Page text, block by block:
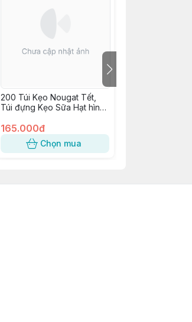
200 Túi Kẹo Nougat Tết,
Túi đựng Kẹo Sữa Hạt hình
KẸO MÈO QUÝ PHI
165.000đ
Chọn mua